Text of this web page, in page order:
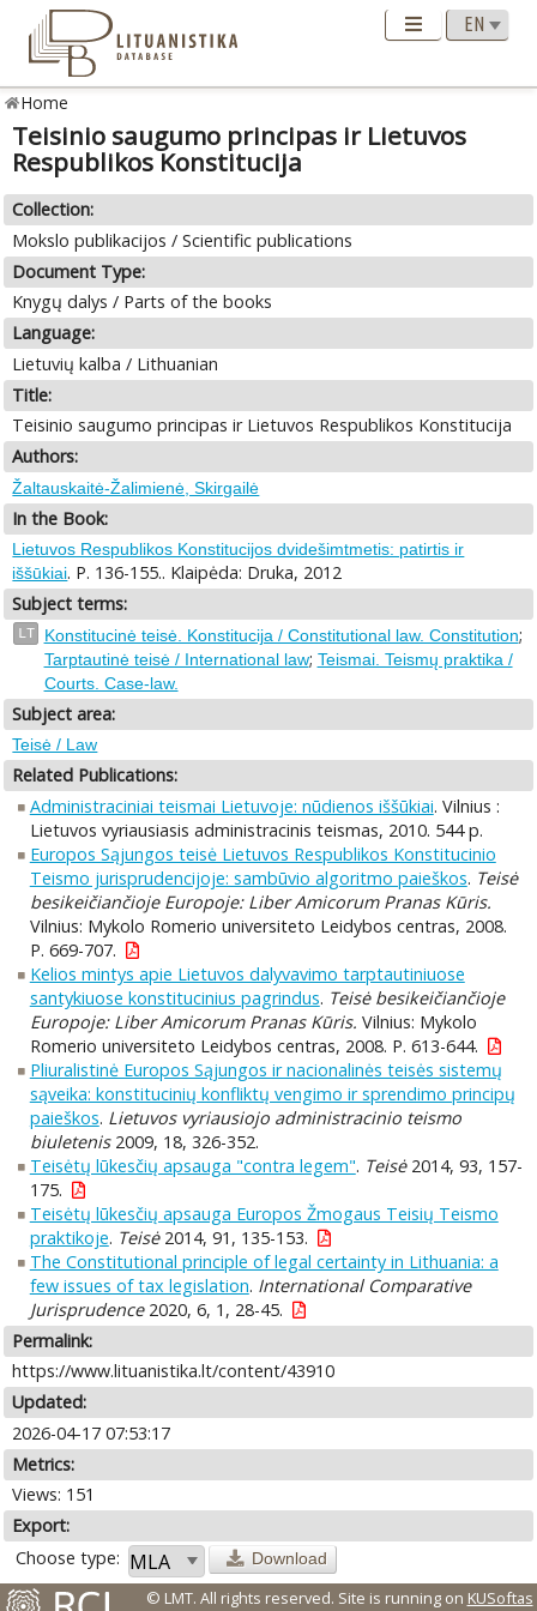
Home
Teisinio saugumo principas ir Lietuvos
Respublikos Konstitucija
Collection:
Mokslo publikacijos / Scientific publications
Document Type:
Knygų dalys / Parts of the books
Language:
Lietuvių kalba / Lithuanian
Title:
Teisinio saugumo principas ir Lietuvos Respublikos Konstitucija
Authors:
Žaltauskaitė-Žalimienė, Skirgailė
In the Book:
Lietuvos Respublikos Konstitucijos dvidešimtmetis: patirtis ir
iššūkiai. P. 136-155.. Klaipėda: Druka, 2012
Subject terms:
LT Konstitucinė teisė. Konstitucija / Constitutional law. Constitution;
Tarptautinė teisė / International law; Teismai. Teismų praktika /
Courts. Case-law.
Subject area:
Teisė / Law
Related Publications:
Administraciniai teismai Lietuvoje: nūdienos iššūkiai. Vilnius :
Lietuvos vyriausiasis administracinis teismas, 2010. 544 p.
Europos Sąjungos teisė Lietuvos Respublikos Konstitucinio
Teismo jurisprudencijoje: sambūvio algoritmo paieškos. Teisė
besikeičiančioje Europoje: Liber Amicorum Pranas Kūris.
Vilnius: Mykolo Romerio universiteto Leidybos centras, 2008.
P. 669-707.
Kelios mintys apie Lietuvos dalyvavimo tarptautiniuose
santykiuose konstitucinius pagrindus. Teisė besikeičiančioje
Europoje: Liber Amicorum Pranas Kūris. Vilnius: Mykolo
Romerio universiteto Leidybos centras, 2008. P. 613-644.
Pliuralistinė Europos Sąjungos ir nacionalinės teisės sistemų
sąveika: konstitucinių konfliktų vengimo ir sprendimo principų
paieškos. Lietuvos vyriausiojo administracinio teismo
biuletenis2009, 18, 326-352.
Teisėtų lūkesčių apsauga "contra legem". Teisė2014, 93, 157-
175.
Teisėtų lūkesčių apsauga Europos Žmogaus Teisių Teismo
praktikoje. Teisė2014, 91, 135-153.
The Constitutional principle of legal certainty in Lithuania: a
few issues of tax legislation. International Comparative
Jurisprudence2020, 6, 1, 28-45.
Permalink:
https://www.lituanistika.lt/content/43910
Updated:
2026-04-17 07:53:17
Metrics:
Views: 151
Export:
Choose type:
Download
© LMT. All rights reserved. Site is running on KUSoftas